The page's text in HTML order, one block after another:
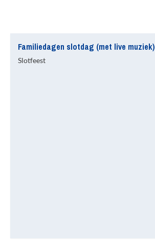
Familiedagen slotdag (met live muziek)
Slotfeest